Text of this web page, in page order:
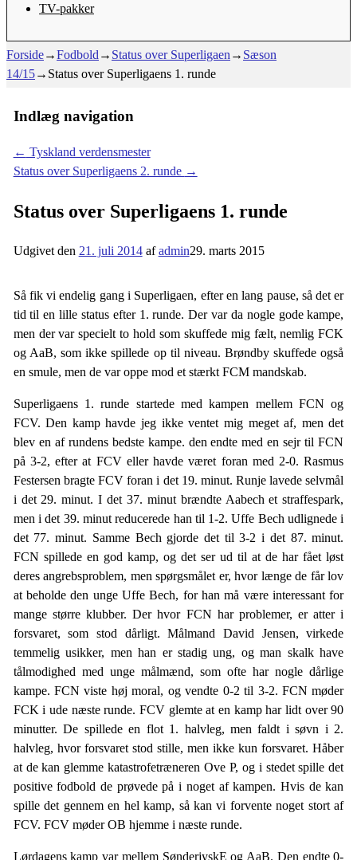
TV-pakker
Forside→Fodbold → Status over Superligaen → Sæson
14/15→ Status over Superligaens 1. runde
Indlæg navigation
← Tyskland verdensmester
Status over Superligaens 2. runde →
Status over Superligaens 1. runde
Udgivet den 21. juli 2014 afadmin29. marts 2015
Så fik vi endelig gang i Superligaen, efter en lang pause, så det er
tid til en lille status efter 1. runde. Der var da nogle gode kampe,
men der var specielt to hold som skuffede mig fælt, nemlig FCK
og AaB, som ikke spillede op til niveau. Brøndby skuffede også
en smule, men de var oppe mod et stærkt FCM mandskab.
Superligaens 1. runde startede med kampen mellem FCN og
FCV. Den kamp havde jeg ikke ventet mig meget af, men det
blev en af rundens bedste kampe. den endte med en sejr til FCN
på 3-2, efter at FCV eller havde været foran med 2-0. Rasmus
Festersen bragte FCV foran i det 19. minut. Runje lavede selvmål
i det 29. minut. I det 37. minut brændte Aabech et straffespark,
men i det 39. minut reducerede han til 1-2. Uffe Bech udlignede i
det 77. minut. Samme Bech gjorde det til 3-2 i det 87. minut.
FCN spillede en god kamp, og det ser ud til at de har fået løst
deres angrebsproblem, men spørgsmålet er, hvor længe de får lov
at beholde den unge Uffe Bech, for han må være interessant for
mange større klubber. Der hvor FCN har problemer, er atter i
forsvaret, som stod dårligt. Målmand David Jensen, virkede
temmelig usikker, men han er stadig ung, og man skalk have
tålmodighed med unge målmænd, som ofte har nogle dårlige
kampe. FCN viste høj moral, og vendte 0-2 til 3-2. FCN møder
FCK i ude næste runde. FCV glemte at en kamp har lidt over 90
minutter. De spillede en flot 1. halvleg, men faldt i søvn i 2.
halvleg, hvor forsvaret stod stille, men ikke kun forsvaret. Håber
at de kan glemme katastrofetræneren Ove P, og i stedet spille det
positive fodbold de prøvede på i noget af kampen. Hvis de kan
spille det gennem en hel kamp, så kan vi forvente noget stort af
FCV. FCV møder OB hjemme i næste runde.
Lørdagens kamp var mellem SønderjyskE og AaB. Den endte 0-